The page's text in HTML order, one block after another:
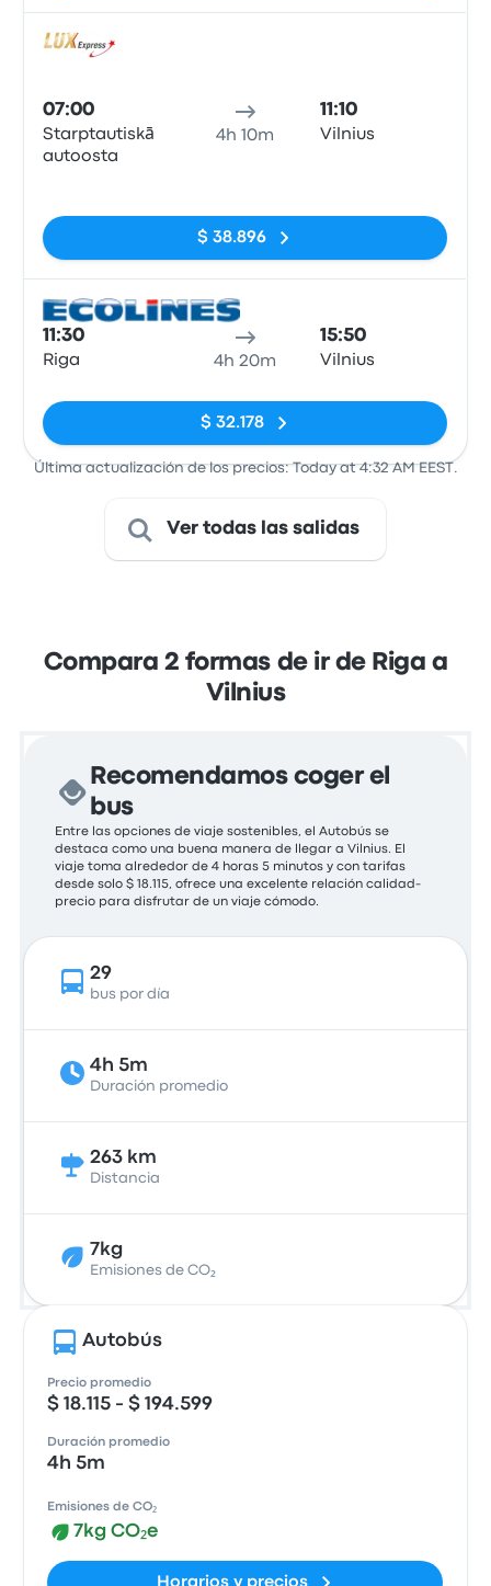
07:00
Starptautiskā
autoosta
4h 10m
11:10
Vilnius
$ 38.896
11:30
Riga 4h 20m
15:50
Vilnius
$ 32.178
Última actualización de los precios: Today at 4:32 AM EEST.
Ver todas las salidas
Compara 2 formas de ir de Riga a
Vilnius
Recomendamos coger el
bus
Entre las opciones de viaje sostenibles, el Autobús se
destaca como una buena manera de llegar a Vilnius. El
viaje toma alrededor de 4 horas 5 minutos y con tarifas
desde solo $ 18.115, ofrece una excelente relación calidad-
precio para disfrutar de un viaje cómodo.
29
bus por día
4h 5m
Duración promedio
263 km
Distancia
7kg
Emisiones de CO₂
Autobús
Precio promedio
$ 18.115 - $ 194.599
Duración promedio
4h 5m
Emisiones de CO₂
7kg CO₂e
Horarios y precios